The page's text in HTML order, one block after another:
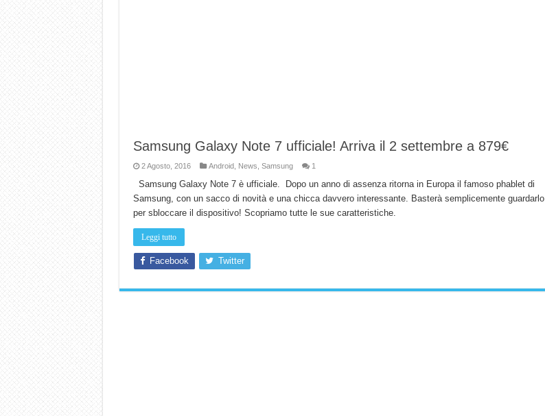
Samsung Galaxy Note 7 ufficiale! Arriva il 2 settembre a 879€
2 Agosto, 2016 Android, News Samsung 1
Samsung Galaxy Note 7 è ufficiale. Dopo un anno di assenza ritorna in Europa il famoso phablet di
Samsung, con un sacco di novità e una chicca davvero interessante. Basterà semplicemente guardarlo
per sbloccare il dispositivo! Scopriamo tutte le sue caratteristiche.
Leggi tutto
Facebook Twitter